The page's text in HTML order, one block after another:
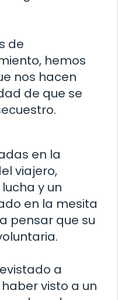
de
hemos
nos hacen
de que se
en la
viajero,
y un
en la mesita
pensar que su
a
visto a un